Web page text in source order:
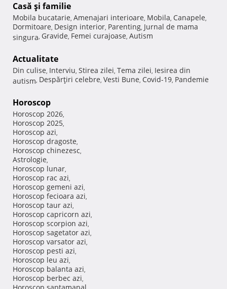
Casă şi familie
Mobila bucatarie, Amenajari interioare, Mobila, Canapele,
Dormitoare, Design interior, Parenting, Jurnal de mama
singura, Gravide, Femei curajoase, Autism
Actualitate
Din culise, Interviu, Stirea zilei, Tema zilei, Iesirea din
autism, Despărţiri celebre, Vesti Bune, Covid-19, Pandemie
Horoscop
Horoscop 2026,
Horoscop 2025,
Horoscop azi,
Horoscop dragoste,
Horoscop chinezesc,
Astrologie,
Horoscop lunar,
Horoscop rac azi,
Horoscop gemeni azi,
Horoscop fecioara azi,
Horoscop taur azi,
Horoscop capricorn azi,
Horoscop scorpion azi,
Horoscop sagetator azi,
Horoscop varsator azi,
Horoscop pesti azi,
Horoscop leu azi,
Horoscop balanta azi,
Horoscop berbec azi,